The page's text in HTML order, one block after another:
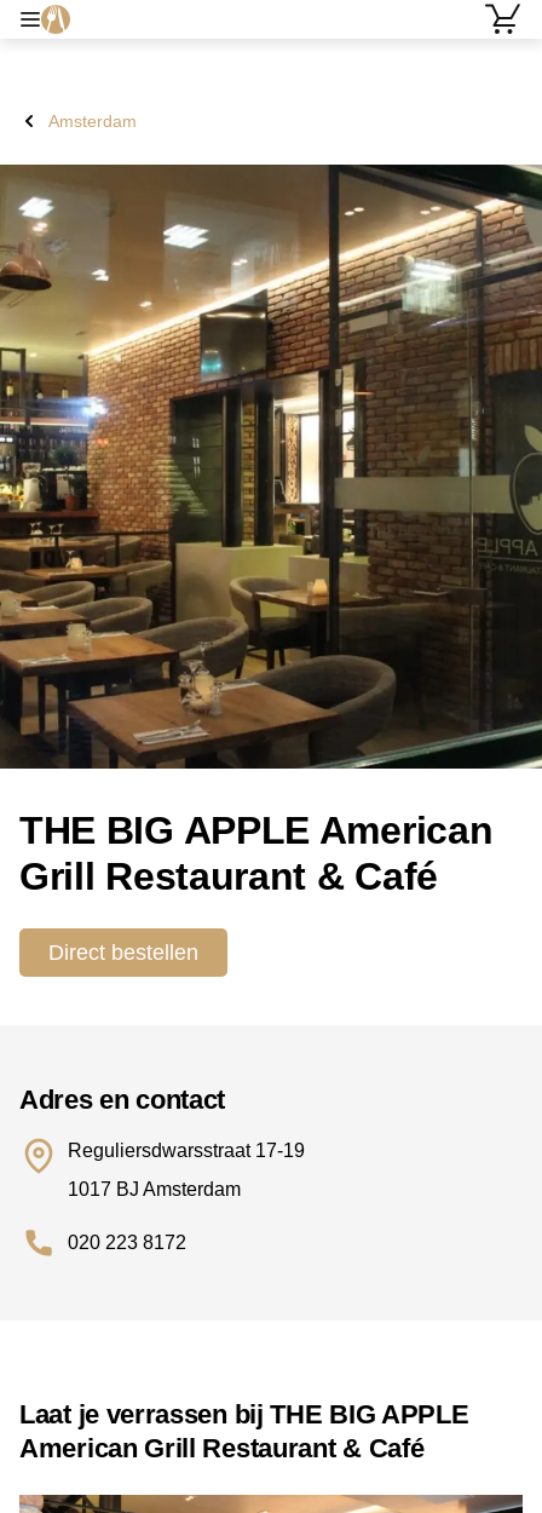
Amsterdam
THE BIG APPLE American
Grill Restaurant & Café
Direct bestellen
Adres en contact
Reguliersdwarsstraat 17-19
1017 BJ Amsterdam
020 223 8172
Laat je verrassen bij THE BIG APPLE
American Grill Restaurant & Café